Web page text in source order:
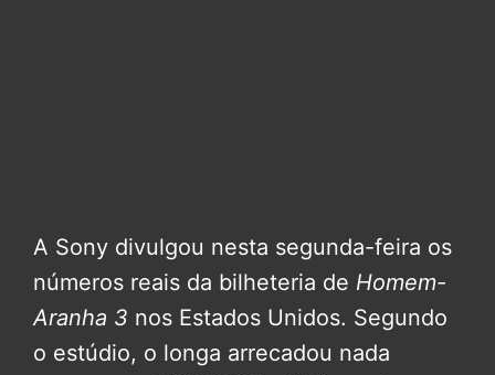
A Sony divulgou nesta segunda-feira os
números reais da bilheteria de Homem-
Aranha 3 nos Estados Unidos. Segundo
o estúdio, o longa arrecadou nada